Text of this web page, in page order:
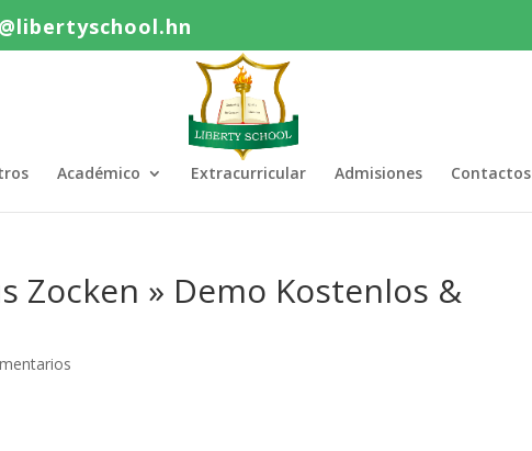
Académico Extracurricular Admisiones Contactos
Zocken » Demo Kostenlos &